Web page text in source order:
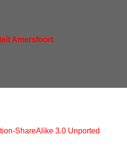
Amersfoort
ShareAlike 3.0 Unported